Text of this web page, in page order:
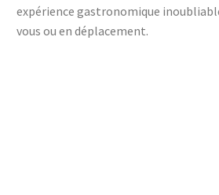
expérience gastronomique
vous ou en déplacement.